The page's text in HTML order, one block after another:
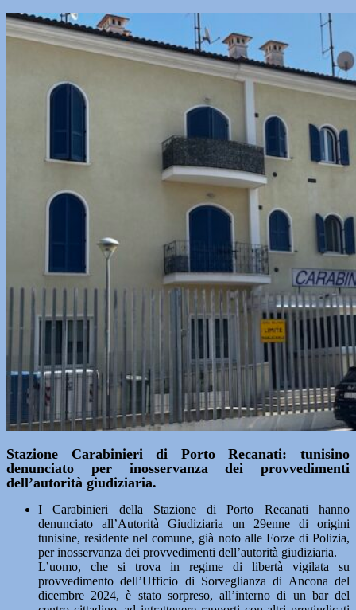
Stazione Carabinieri di Porto Recanati: tunisino
denunciato per inosservanza dei provvedimenti
dell’autorità giudiziaria.
I Carabinieri della Stazione di Porto Recanati hanno
denunciato all’Autorità Giudiziaria un 29enne di origini
tunisine, residente nel comune, già noto alle Forze di Polizia,
per inosservanza dei provvedimenti dell’autorità giudiziaria.
L’uomo, che si trova in regime di libertà vigilata su
provvedimento dell’Ufficio di Sorveglianza di Ancona del
dicembre 2024, è stato sorpreso, all’interno di un bar del